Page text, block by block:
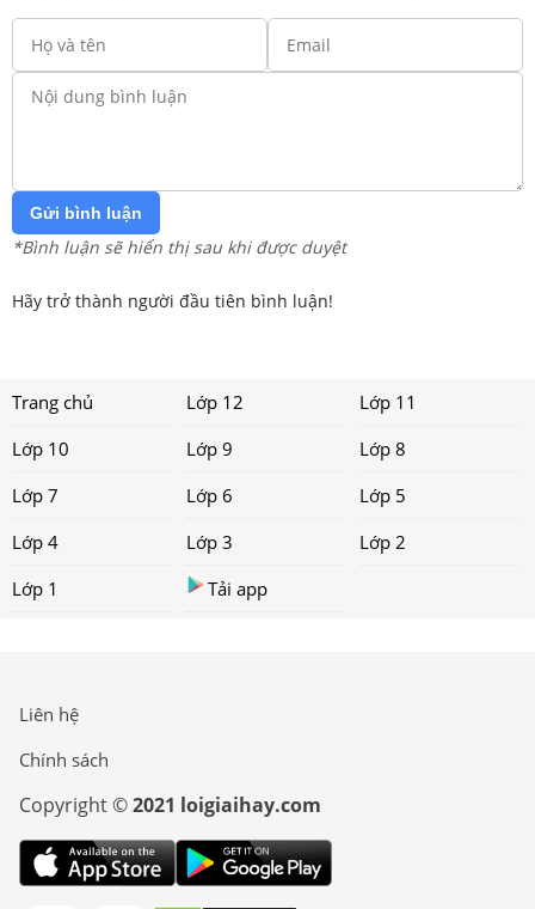
Gửi bình luận
*Bình luận sẽ hiển thị sau khi được duyệt
Hãy trở thành người đầu tiên bình luận!
Trang chủ Lớp 12
Lớp 11
Lớp 10
Lớp 9
Lớp 8
Lớp 7
Lớp 6
Lớp 5
Lớp 4
Lớp 3
Lớp 2
Lớp 1
Tải app
Liên hệ
Chính sách
Copyright ©2021 loigiaihay.com